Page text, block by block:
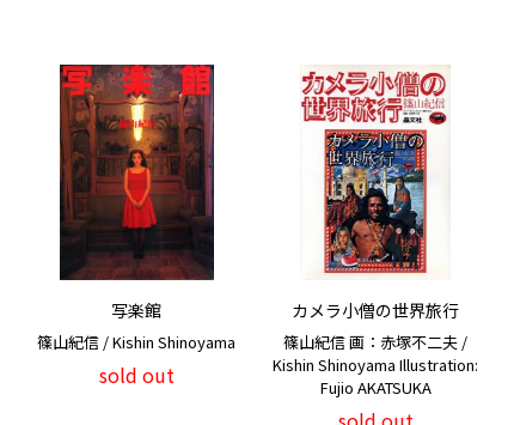
写楽館
篠山紀信 / Kishin Shinoyama
sold out
カメラ小僧の世界旅行
篠山紀信 画：赤塚不二夫 /
Kishin Shinoyama Illustration:
Fujio AKATSUKA